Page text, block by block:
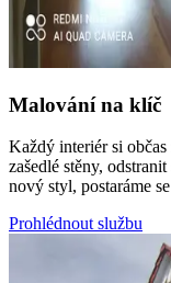
Malování na klíč
Každý interiér si
zašedlé stěny,
nový styl, postaráme
Prohlédnout službu